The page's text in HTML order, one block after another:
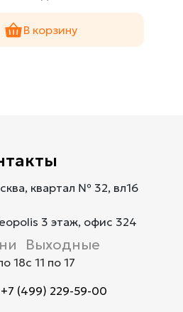
В корзину
квартал № 32, вл16
3 этаж, офис 324
18
Выходные
с 11 по 17
+7 (499) 229-59-00